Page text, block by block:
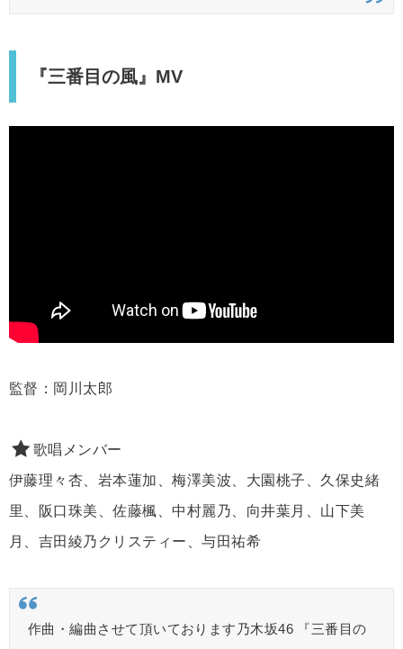
『三番目の風』MV
監督：岡川太郎
歌唱メンバー
伊藤理々杏、岩本蓮加、梅澤美波、大園桃子、久保史緒
里、阪口珠美、佐藤楓、中村麗乃、向井葉月、山下美
月、吉田綾乃クリスティー、与田祐希
作曲・編曲させて頂いております乃木坂46 『三番目の